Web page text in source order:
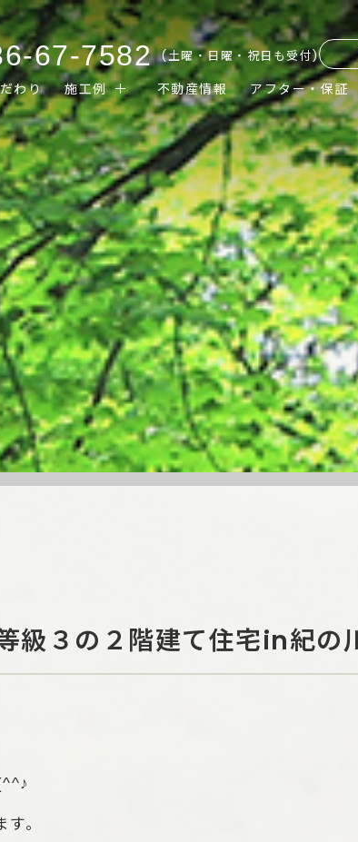
67-7582 (土曜・日曜・祝日も受付)
わり 施工例 不動産情報 アフター・保証
級３の２階建て住宅in紀の
。